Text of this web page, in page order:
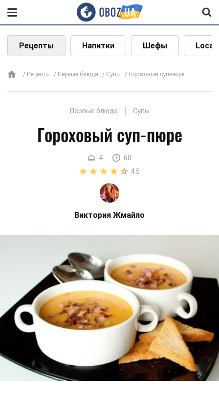
Рецепты Напитки Шефы Local
Рецепты Первые блюда Супы Гороховый суп-пюре
Первые блюда Супы
Гороховый суп-пюре
4
60
4.5
Виктория Жмайло